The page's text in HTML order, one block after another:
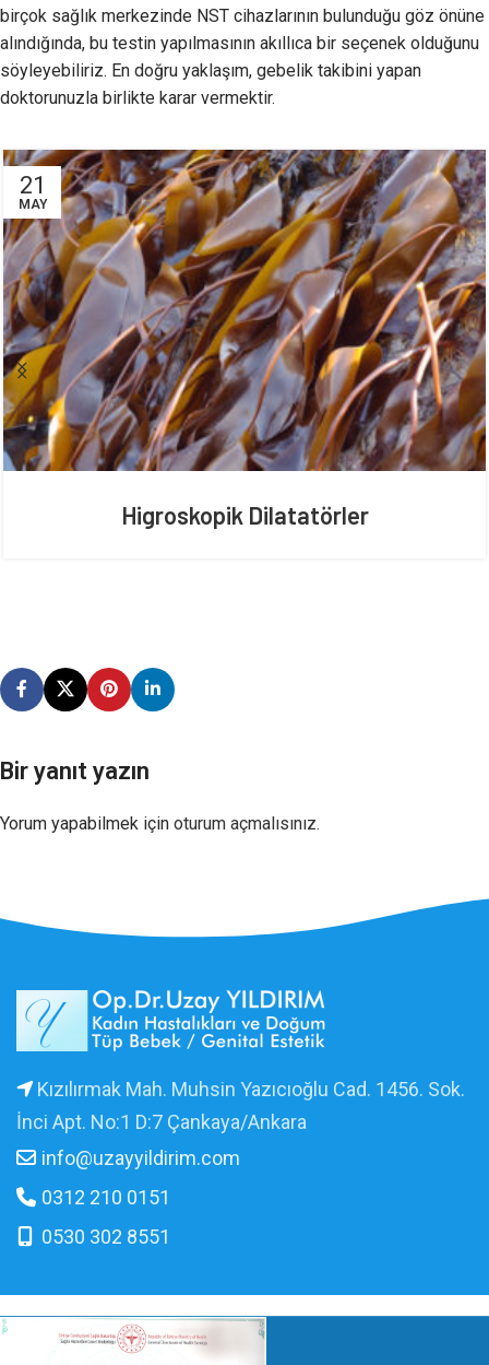
birçok sağlık merkezinde NST cihazlarının bulunduğu göz önüne
alındığında, bu testin yapılmasının akıllıca bir seçenek olduğunu
söyleyebiliriz. En doğru yaklaşım, gebelik takibini yapan
doktorunuzla birlikte karar vermektir.
21
MAY
Higroskopik Dilatatörler
Bir yanıt yazın
Yorum yapabilmek için oturum açmalısınız.
Kızılırmak Mah. Muhsin Yazıcıoğlu Cad. 1456. Sok.
İnci Apt. No:1 D:7 Çankaya/Ankara
info@uzayyildirim.com
0312 210 0151
0530 302 8551